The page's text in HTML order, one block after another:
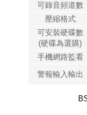
可錄音頻道數
壓縮格式
可安裝硬碟數
(硬碟為選購)
手機網路監看
警報輸入輸出